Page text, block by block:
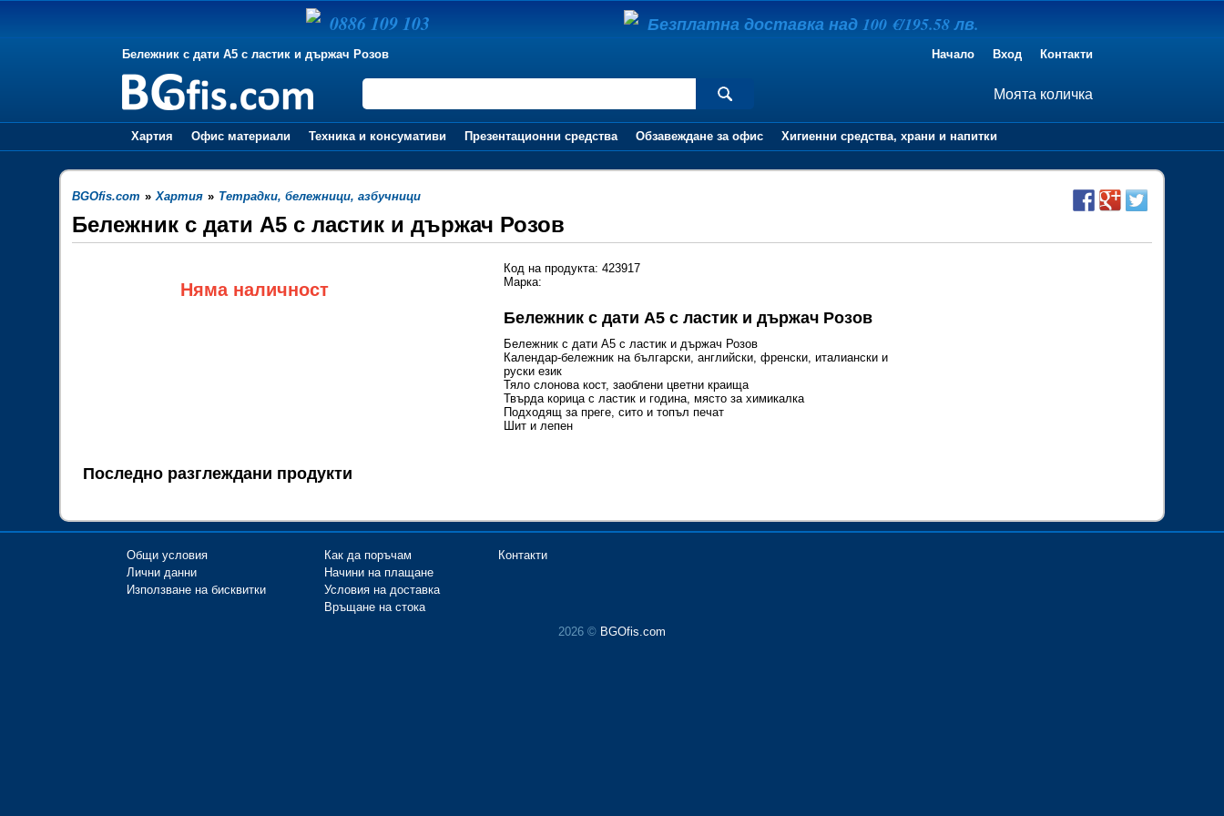
Бележник с дати А5 с ластик и държач Розов Начало Вход Контакти
Моята количка
Хартия Офис материали Техника и консумативи Презентационни средства Обзавеждане за офис Хигиенни средства, храни и напитки
BGOfis.com » Хартия » Тетрадки, бележници, азбучници
Бележник с дати А5 с ластик и държач Розов
Няма наличност
Код на продукта: 423917
Марка:
Бележник с дати А5 с ластик и държач Розов
Бележник с дати А5 с ластик и държач Розов
Календар-бележник на български, английски, френски, италиански и
руски език
Тяло слонова кост, заоблени цветни краища
Твърда корица с ластик и година, място за химикалка
Подходящ за преге, сито и топъл печат
Шит и лепен
Последно разглеждани продукти
0886 109 103 Безплатна доставка над 100 €/195.58 лв.
Общи условия
Лични данни
Използване на бисквитки
Как да поръчам
Начини на плащане
Условия на доставка
Връщане на стока
Контакти
2026 © BGOfis.com